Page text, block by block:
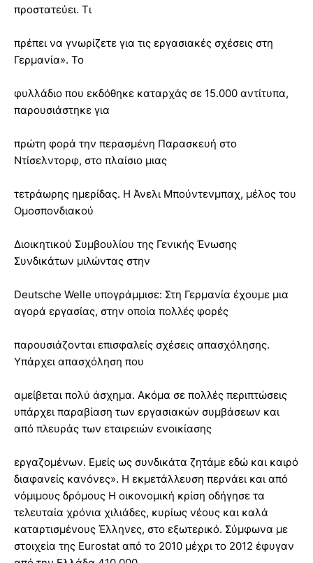
προστατεύει. Τι
πρέπει να γνωρίζετε για τις εργασιακές σχέσεις στη
Γερμανία». Το
φυλλάδιο που εκδόθηκε καταρχάς σε 15.000 αντίτυπα,
παρουσιάστηκε για
πρώτη φορά την περασμένη Παρασκευή στο
Ντίσελντορφ, στο πλαίσιο μιας
τετράωρης ημερίδας. Η Άνελι Μπούντενμπαχ, μέλος του
Ομοσπονδιακού
Διοικητικού Συμβουλίου της Γενικής Ένωσης
Συνδικάτων μιλώντας στην
Deutsche Welle υπογράμμισε: Στη Γερμανία έχουμε μια
αγορά εργασίας, στην οποία πολλές φορές
παρουσιάζονται επισφαλείς σχέσεις απασχόλησης.
Υπάρχει απασχόληση που
αμείβεται πολύ άσχημα. Ακόμα σε πολλές περιπτώσεις
υπάρχει παραβίαση των εργασιακών συμβάσεων και
από πλευράς των εταιρειών ενοικίασης
εργαζομένων. Εμείς ως συνδικάτα ζητάμε εδώ και καιρό
διαφανείς κανόνες». H εκμετάλλευση περνάει και από
νόμιμους δρόμους Η οικονομική κρίση οδήγησε τα
τελευταία χρόνια χιλιάδες, κυρίως νέους και καλά
καταρτισμένους Έλληνες, στο εξωτερικό. Σύμφωνα με
στοιχεία της Eurostat από το 2010 μέχρι το 2012 έφυγαν